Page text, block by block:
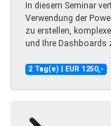
In diesem Seminar
Verwendung der
zu erstellen,
und Ihre Dashboards
2 Tag(e) | EUR 1250,-